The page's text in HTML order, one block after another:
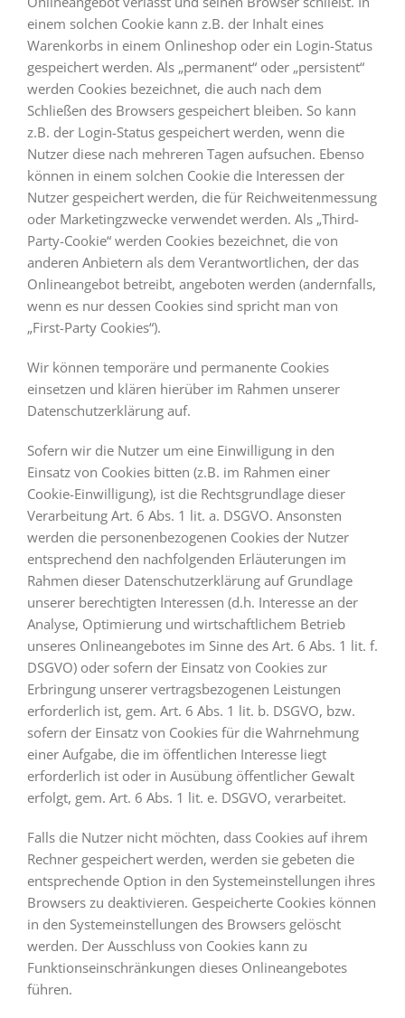
einem solchen Cookie kann z.B. der Inhalt eines
Warenkorbs in einem Onlineshop oder ein Login-Status
gespeichert werden. Als „permanent“ oder „persistent“
werden Cookies bezeichnet, die auch nach dem
Schließen des Browsers gespeichert bleiben. So kann
z.B. der Login-Status gespeichert werden, wenn die
Nutzer diese nach mehreren Tagen aufsuchen. Ebenso
können in einem solchen Cookie die Interessen der
Nutzer gespeichert werden, die für Reichweitenmessung
oder Marketingzwecke verwendet werden. Als „Third-
Party-Cookie“ werden Cookies bezeichnet, die von
anderen Anbietern als dem Verantwortlichen, der das
Onlineangebot betreibt, angeboten werden (andernfalls,
wenn es nur dessen Cookies sind spricht man von
„First-Party Cookies“).
Wir können temporäre und permanente Cookies
einsetzen und klären hierüber im Rahmen unserer
Datenschutzerklärung auf.
Sofern wir die Nutzer um eine Einwilligung in den
Einsatz von Cookies bitten (z.B. im Rahmen einer
Cookie-Einwilligung), ist die Rechtsgrundlage dieser
Verarbeitung Art. 6 Abs. 1 lit. a. DSGVO. Ansonsten
werden die personenbezogenen Cookies der Nutzer
entsprechend den nachfolgenden Erläuterungen im
Rahmen dieser Datenschutzerklärung auf Grundlage
unserer berechtigten Interessen (d.h. Interesse an der
Analyse, Optimierung und wirtschaftlichem Betrieb
unseres Onlineangebotes im Sinne des Art. 6 Abs. 1 lit. f.
DSGVO) oder sofern der Einsatz von Cookies zur
Erbringung unserer vertragsbezogenen Leistungen
erforderlich ist, gem. Art. 6 Abs. 1 lit. b. DSGVO, bzw.
sofern der Einsatz von Cookies für die Wahrnehmung
einer Aufgabe, die im öffentlichen Interesse liegt
erforderlich ist oder in Ausübung öffentlicher Gewalt
erfolgt, gem. Art. 6 Abs. 1 lit. e. DSGVO, verarbeitet.
Falls die Nutzer nicht möchten, dass Cookies auf ihrem
Rechner gespeichert werden, werden sie gebeten die
entsprechende Option in den Systemeinstellungen ihres
Browsers zu deaktivieren. Gespeicherte Cookies können
in den Systemeinstellungen des Browsers gelöscht
werden. Der Ausschluss von Cookies kann zu
Funktionseinschränkungen dieses Onlineangebotes
führen.